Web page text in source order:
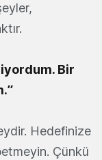
Bir
Hedefinize
Çünkü